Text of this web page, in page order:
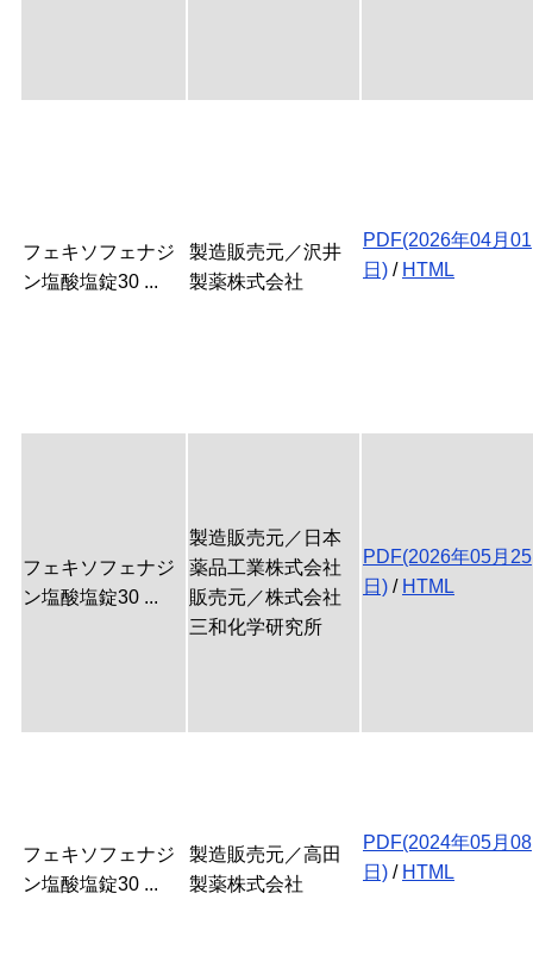
フェキソフェナジ
ン塩酸塩錠30 ...
製造販売元／沢井
製薬株式会社
PDF(2026年04月01
日) / HTML
フェキソフェナジ
ン塩酸塩錠30 ...
製造販売元／日本
薬品工業株式会社
販売元／株式会社
三和化学研究所
PDF(2026年05月25
日) / HTML
フェキソフェナジ
ン塩酸塩錠30 ...
製造販売元／高田
製薬株式会社
PDF(2024年05月08
日) / HTML